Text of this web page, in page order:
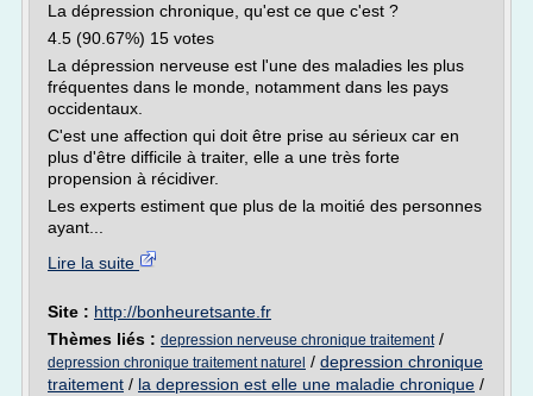
La dépression chronique, qu'est ce que c'est ?
4.5 (90.67%) 15 votes
La dépression nerveuse est l'une des maladies les plus
fréquentes dans le monde, notamment dans les pays
occidentaux.
C'est une affection qui doit être prise au sérieux car en
plus d'être difficile à traiter, elle a une très forte
propension à récidiver.
Les experts estiment que plus de la moitié des personnes
ayant...
Lire la suite
Site : http://bonheuretsante.fr
Thèmes liés : depression nerveuse chronique traitement/
depression chronique traitement naturel / depression chronique
traitement / la depression est elle une maladie chronique /